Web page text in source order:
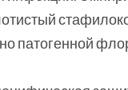
патогенной